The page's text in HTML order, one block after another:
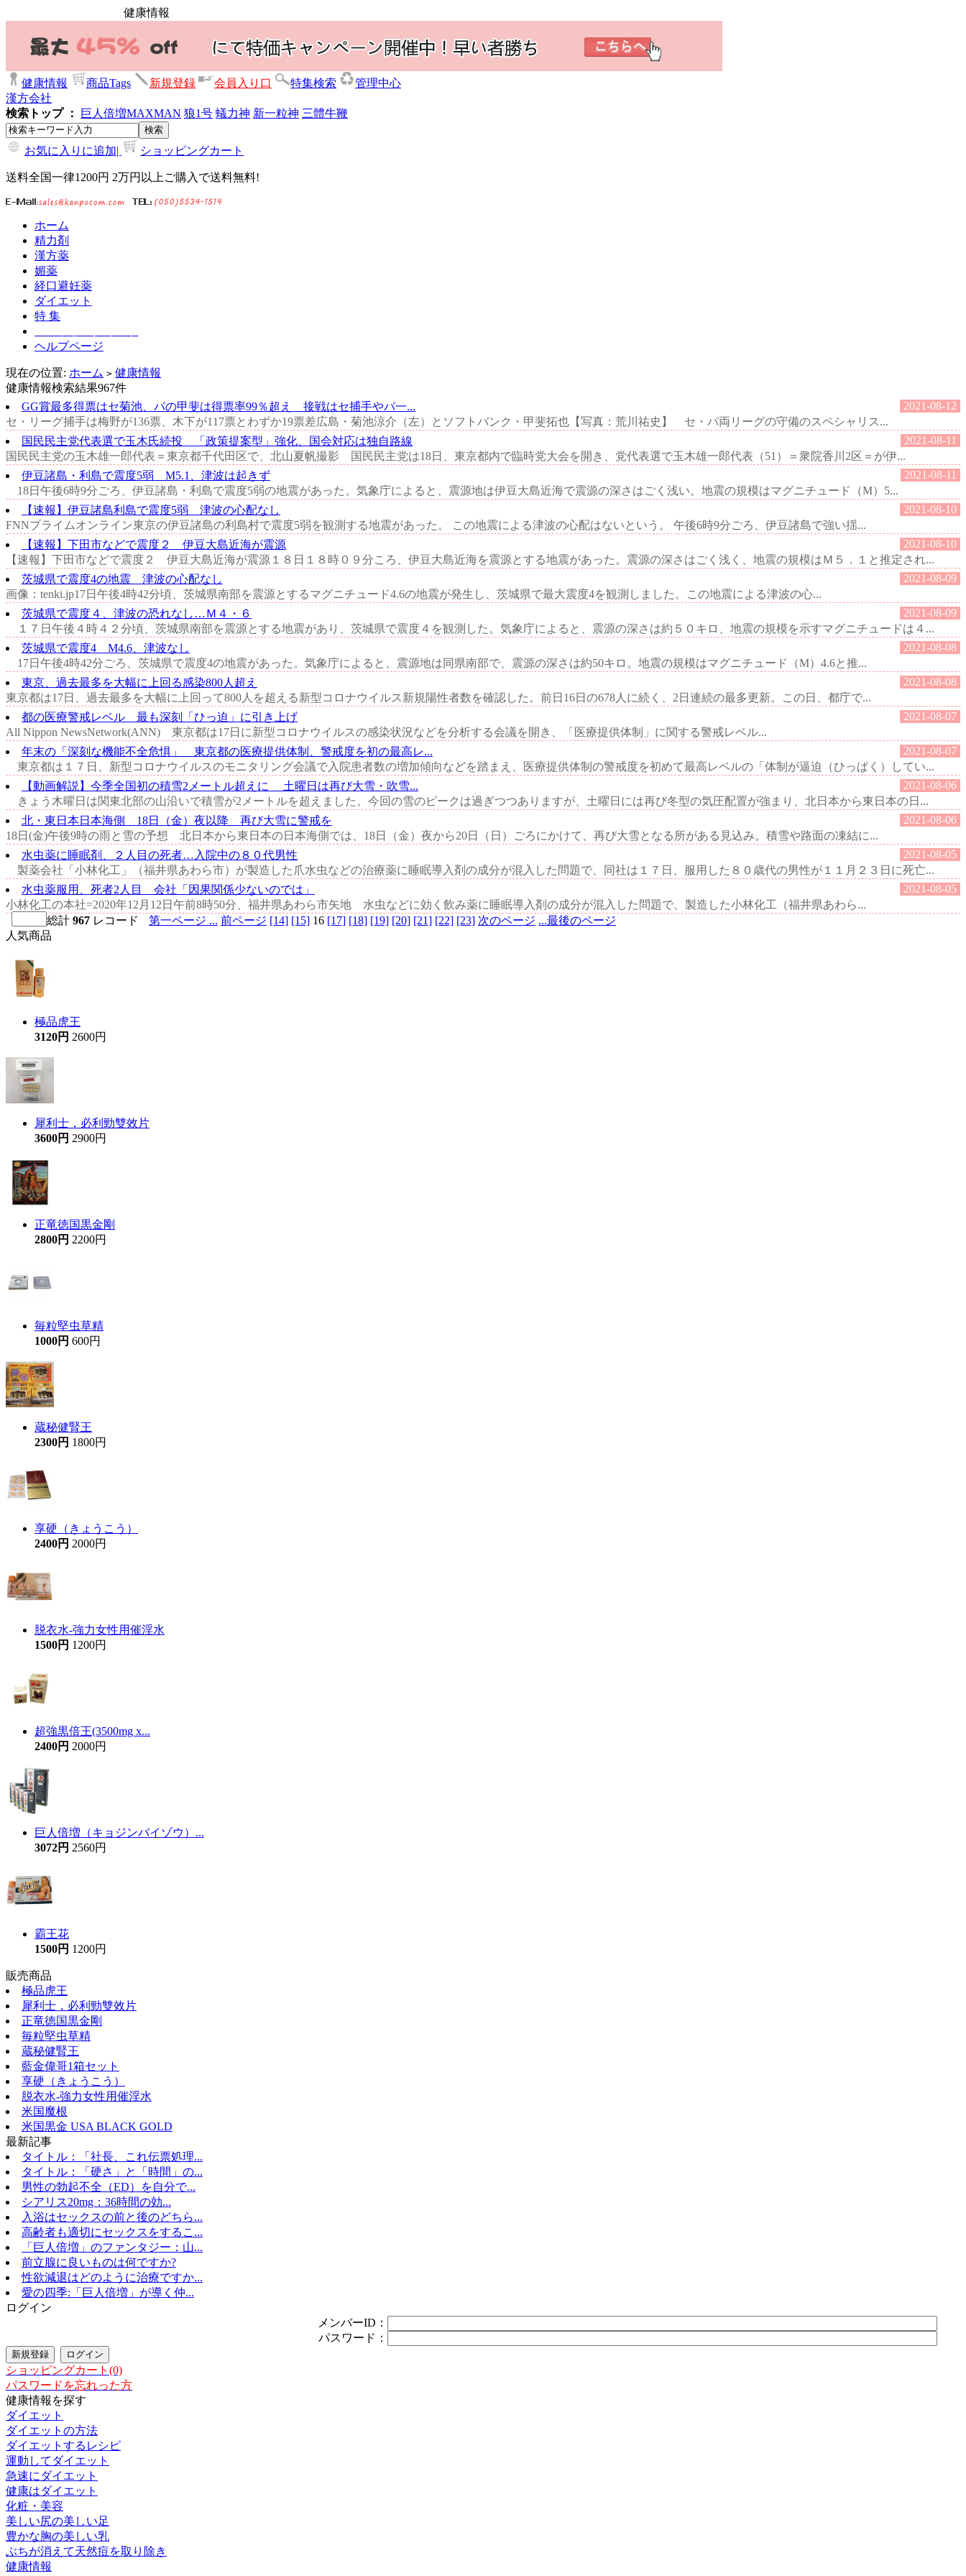
健康情報
健康情報 商品Tags 新規登録 会員入り口 特集検索
管理中心
漢方会社
検索トップ ：
巨人倍増MAXMAN 狼1号 蟻力神 新一粒神 三體牛鞭
お気に入りに追加| ショッピングカート
送料全国一律1200円 2万円以上ご購入で送料無料!
ホーム
精力剤
漢方薬
媚薬
経口避妊薬
ダイエット
特 集
ヘルプページ
現在の位置: ホーム > 健康情報
健康情報検索結果967件
GG賞最多得票はセ菊池、パの甲斐は得票率99％超え 接戦はセ捕手やパ一...
2021-08-12
セ・リーグ捕手は梅野が136票、木下が117票とわずか19票差広島・菊池涼介（左）とソフトバンク・甲斐拓也【写真：荒川祐史】 セ・パ両リーグの守備のスペシャリス...
国民民主党代表選で玉木氏続投 「政策提案型」強化、国会対応は独自路線
2021-08-11
国民民主党の玉木雄一郎代表＝東京都千代田区で、北山夏帆撮影 国民民主党は18日、東京都内で臨時党大会を開き、党代表選で玉木雄一郎代表（51）＝衆院香川2区＝が伊...
伊豆諸島・利島で震度5弱 M5.1、津波は起きず
2021-08-11
18日午後6時9分ごろ、伊豆諸島・利島で震度5弱の地震があった。気象庁によると、震源地は伊豆大島近海で震源の深さはごく浅い。地震の規模はマグニチュード（M）5...
【速報】伊豆諸島利島で震度5弱 津波の心配なし
2021-08-10
FNNプライムオンライン東京の伊豆諸島の利島村で震度5弱を観測する地震があった。 この地震による津波の心配はないという。 午後6時9分ごろ、伊豆諸島で強い揺...
【速報】下田市などで震度２ 伊豆大島近海が震源
2021-08-10
【速報】下田市などで震度２ 伊豆大島近海が震源１８日１８時０９分ころ、伊豆大島近海を震源とする地震があった。震源の深さはごく浅く、地震の規模はＭ５．１と推定され...
茨城県で震度4の地震 津波の心配なし
2021-08-09
画像：tenki.jp17日午後4時42分頃、茨城県南部を震源とするマグニチュード4.6の地震が発生し、茨城県で最大震度4を観測しました。この地震による津波の心...
茨城県で震度４、津波の恐れなし…Ｍ４・６
2021-08-09
１７日午後４時４２分頃、茨城県南部を震源とする地震があり、茨城県で震度４を観測した。気象庁によると、震源の深さは約５０キロ、地震の規模を示すマグニチュードは４...
茨城県で震度4 M4.6、津波なし
2021-08-08
17日午後4時42分ごろ、茨城県で震度4の地震があった。気象庁によると、震源地は同県南部で、震源の深さは約50キロ。地震の規模はマグニチュード（M）4.6と推...
東京、過去最多を大幅に上回る感染800人超え
2021-08-08
東京都は17日、過去最多を大幅に上回って800人を超える新型コロナウイルス新規陽性者数を確認した。前日16日の678人に続く、2日連続の最多更新。この日、都庁で...
都の医療警戒レベル 最も深刻「ひっ迫」に引き上げ
2021-08-07
All Nippon NewsNetwork(ANN) 東京都は17日に新型コロナウイルスの感染状況などを分析する会議を開き、「医療提供体制」に関する警戒レベル...
年末の「深刻な機能不全危惧」 東京都の医療提供体制、警戒度を初の最高レ...
2021-08-07
東京都は１７日、新型コロナウイルスのモニタリング会議で入院患者数の増加傾向などを踏まえ、医療提供体制の警戒度を初めて最高レベルの「体制が逼迫（ひっぱく）してい...
【動画解説】今季全国初の積雪2メートル超えに 土曜日は再び大雪・吹雪...
2021-08-06
きょう木曜日は関東北部の山沿いで積雪が2メートルを超えました。今回の雪のピークは過ぎつつありますが、土曜日には再び冬型の気圧配置が強まり、北日本から東日本の日...
北・東日本日本海側 18日（金）夜以降 再び大雪に警戒を
2021-08-06
18日(金)午後9時の雨と雪の予想 北日本から東日本の日本海側では、18日（金）夜から20日（日）ごろにかけて、再び大雪となる所がある見込み。積雪や路面の凍結に...
水虫薬に睡眠剤、２人目の死者…入院中の８０代男性
2021-08-05
製薬会社「小林化工」（福井県あわら市）が製造した爪水虫などの治療薬に睡眠導入剤の成分が混入した問題で、同社は１７日、服用した８０歳代の男性が１１月２３日に死亡...
水虫薬服用、死者2人目 会社「因果関係少ないのでは」
2021-08-05
小林化工の本社=2020年12月12日午前8時50分、福井県あわら市矢地 水虫などに効く飲み薬に睡眠導入剤の成分が混入した問題で、製造した小林化工（福井県あわら...
総計 967 レコード 第一ページ ... 前ページ [14] [15] 16 [17] [18] [19] [20] [21] [22] [23] 次のページ ...最後のページ
人気商品
極品虎王
3120円 2600円
犀利士，必利勁雙效片
3600円 2900円
正竜徳国黒金剛
2800円 2200円
毎粒堅虫草精
1000円 600円
蔵秘健腎王
2300円 1800円
享硬（きょうこう）
2400円 2000円
脱衣水-強力女性用催淫水
1500円 1200円
超強黒倍王(3500mg x...
2400円 2000円
巨人倍増（キョジンバイゾウ）...
3072円 2560円
霸王花
1500円 1200円
販売商品
極品虎王
犀利士，必利勁雙效片
正竜徳国黒金剛
毎粒堅虫草精
蔵秘健腎王
藍金偉哥1箱セット
享硬（きょうこう）
脱衣水-強力女性用催淫水
米国魔根
米国黒金 USA BLACK GOLD
最新記事
タイトル：「社長、これ伝票処理...
タイトル：「硬さ」と「時間」の...
男性の勃起不全（ED）を自分で...
シアリス20mg：36時間の効...
入浴はセックスの前と後のどちら...
高齢者も適切にセックスをするこ...
「巨人倍増」のファンタジー：山...
前立腺に良いものは何ですか?
性欲減退はどのように治療ですか...
愛の四季:「巨人倍増」が導く仲...
ログイン
メンバーID：
パスワード：
ショッピングカート(0)
パスワードを忘れった方
健康情報を探す
ダイエット
ダイエットの方法
ダイエットするレシピ
運動してダイエット
急速にダイエット
健康はダイエット
化粧・美容
美しい尻の美しい足
豊かな胸の美しい乳
ぶちが消えて天然痘を取り除き
健康情報